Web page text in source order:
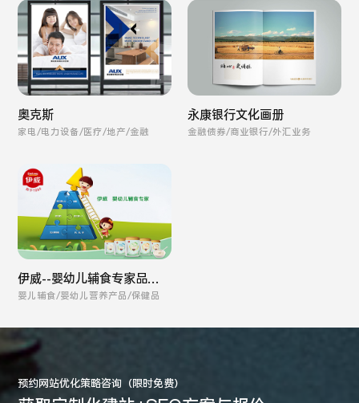
奥克斯
家电/电力设备/医疗/地产/金融
永康银行文化画册
金融债券/商业银行/外汇业务
伊威--婴幼儿辅食专家品牌
全案
婴儿辅食/婴幼儿营养产品/保健品
预约网站优化策略咨询（限时免费）